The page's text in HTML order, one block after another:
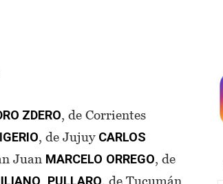
ZDERO, de Corrientes
, de Jujuy CARLOS
Juan MARCELO ORREGO, de
PULLARO, de Tucumán